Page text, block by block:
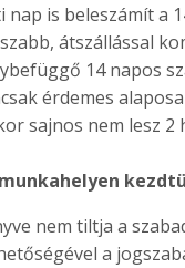
nap is beleszámít a
átszállással
14 napos
érdemes
sajnos nem lesz 2
nem tiltja a
a